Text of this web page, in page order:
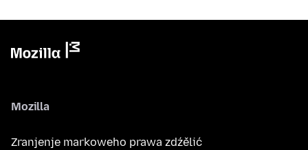
Mozilla
Zranjenje markoweho prawa zdźělić